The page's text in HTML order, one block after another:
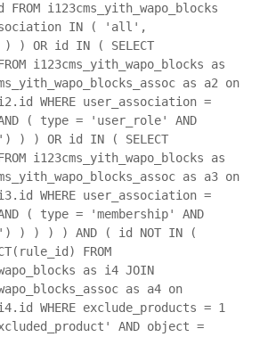
i123cms_yith_wapo_blocks
IN ( 'all',
) OR id IN ( SELECT
i123cms_yith_wapo_blocks as
as a2 on
WHERE user_association =
( type = 'user_role' AND
) ) OR id IN ( SELECT
i123cms_yith_wapo_blocks as
as a3 on
WHERE user_association =
( type = 'membership' AND
) ) ) ) AND ( id NOT IN (
FROM
as i4 JOIN
as a4 on
WHERE exclude_products = 1
AND object =